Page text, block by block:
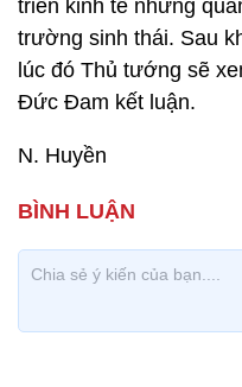
triển kinh tế nhưng
trường sinh thái. Sau
lúc đó Thủ tướng sẽ
Đức Đam kết luận.
N. Huyền